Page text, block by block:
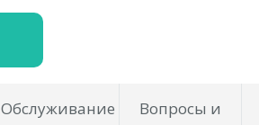
Обслуживание
Вопросы и